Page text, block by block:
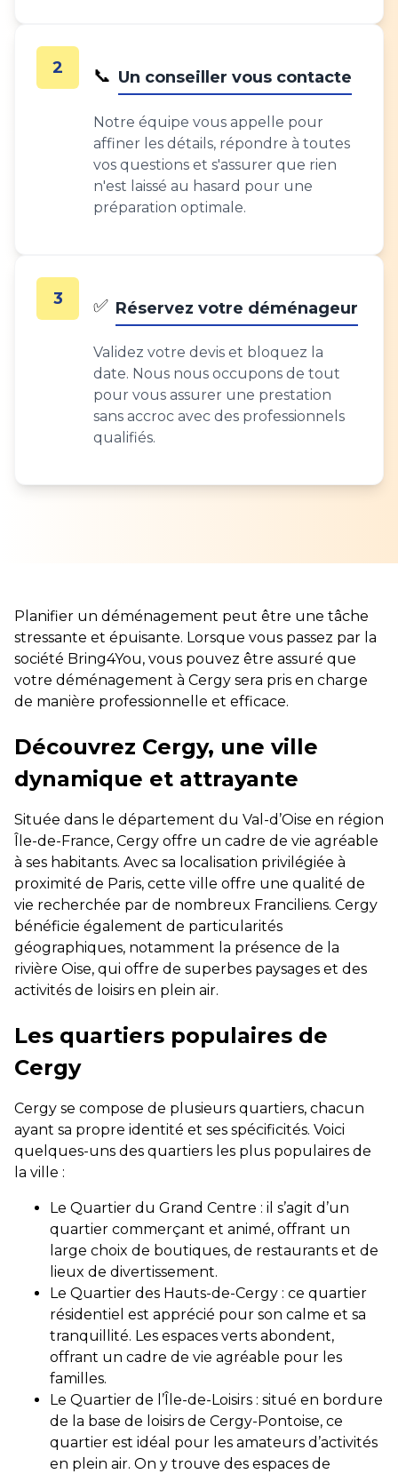
2 📞 Un conseiller vous contacte
Notre équipe vous appelle pour
affiner les détails, répondre à toutes
vos questions et s'assurer que rien
n'est laissé au hasard pour une
préparation optimale.
3 ✅ Réservez votre déménageur
Validez votre devis et bloquez la
date. Nous nous occupons de tout
pour vous assurer une prestation
sans accroc avec des professionnels
qualifiés.
Planifier un déménagement peut être une tâche
stressante et épuisante. Lorsque vous passez par la
société Bring4You, vous pouvez être assuré que
votre déménagement à Cergy sera pris en charge
de manière professionnelle et efficace.
Découvrez Cergy, une ville
dynamique et attrayante
Située dans le département du Val-d’Oise en région
Île-de-France, Cergy offre un cadre de vie agréable
à ses habitants. Avec sa localisation privilégiée à
proximité de Paris, cette ville offre une qualité de
vie recherchée par de nombreux Franciliens. Cergy
bénéficie également de particularités
géographiques, notamment la présence de la
rivière Oise, qui offre de superbes paysages et des
activités de loisirs en plein air.
Les quartiers populaires de
Cergy
Cergy se compose de plusieurs quartiers, chacun
ayant sa propre identité et ses spécificités. Voici
quelques-uns des quartiers les plus populaires de
la ville :
Le Quartier du Grand Centre : il s’agit d’un
quartier commerçant et animé, offrant un
large choix de boutiques, de restaurants et de
lieux de divertissement.
Le Quartier des Hauts-de-Cergy : ce quartier
résidentiel est apprécié pour son calme et sa
tranquillité. Les espaces verts abondent,
offrant un cadre de vie agréable pour les
familles.
Le Quartier de l’Île-de-Loisirs : situé en bordure
de la base de loisirs de Cergy-Pontoise, ce
quartier est idéal pour les amateurs d’activités
en plein air. On y trouve des espaces de